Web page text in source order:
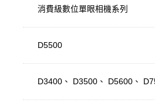
消費級數位單眼相機系列
D5500
D3400、 D3500、 D5600、